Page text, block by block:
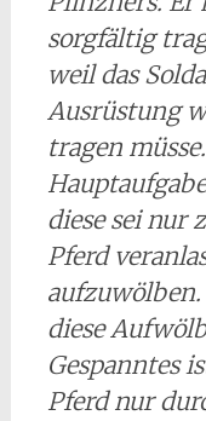
sorgfältig
weil das
Ausrüstung
tragen
diese sei nur
Pferd
diese
Gespanntes
Pferd nur